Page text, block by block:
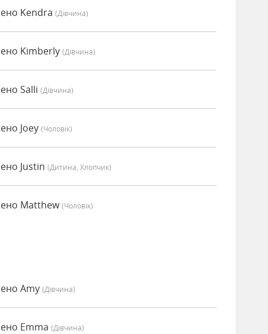
Kendra (дівчина)
Kimberly (дівчина)
Salli (дівчина)
Joey (чоловік)
Justin (дитина, Хлопчик)
Matthew(чоловік)
Amy (дівчина)
Emma (дівчина)